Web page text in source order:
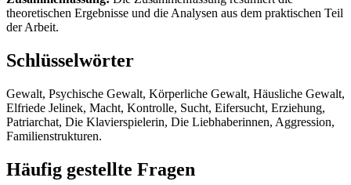
theoretischen Ergebnisse und die Analysen aus dem praktischen Teil
der Arbeit.
Schlüsselwörter
Gewalt, Psychische Gewalt, Körperliche Gewalt, Häusliche Gewalt,
Elfriede Jelinek, Macht, Kontrolle, Sucht, Eifersucht, Erziehung,
Patriarchat, Die Klavierspielerin, Die Liebhaberinnen, Aggression,
Familienstrukturen.
Häufig gestellte Fragen